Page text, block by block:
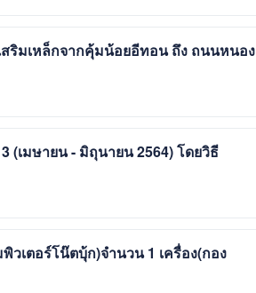
ริมเหล็กจากคุ้มน้อยอีทอน ถึง ถนนหนอง
(เมษายน - มิถุนายน 2564) โดยวิธี
เตอร์โน๊ตบุ้ก)จำนวน 1 เครื่อง(กอง